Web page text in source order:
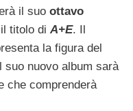
il suo ottavo
titolo di A+E. Il
la figura del
nuovo album sarà
che comprenderà